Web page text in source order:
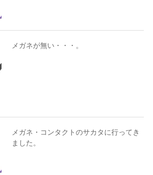
メガネが無い・・・。
メガネ・コンタクトのサカタに行ってき
ました。